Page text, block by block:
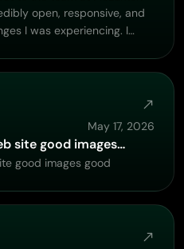
open, responsive, and
I was experiencing. I
how friendly,
they were throughout
just submitting a
genuinely cared about
helping users succeed. I
and appreciate the level of
it. I would absolutely
interested in this type
May 17, 2026
site good images…
good images good